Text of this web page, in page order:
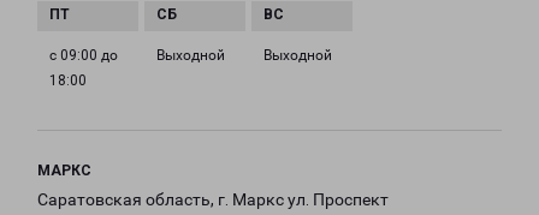
с 09:00 до
18:00
Выходной Выходной
МАРКС
Саратовская область, г. Маркс ул. Проспект